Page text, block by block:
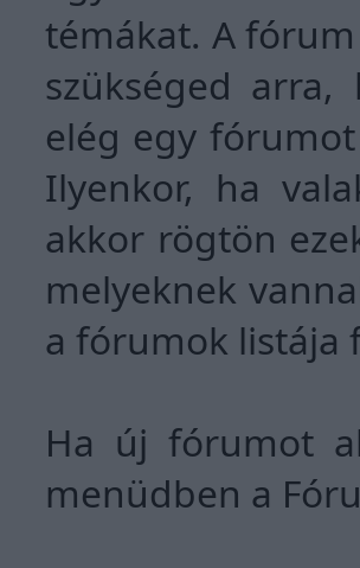
témákat. A
szükséged
elég egy
Ilyenkor, ha
akkor rögtön
melyeknek
a fórumok listája
Ha új fórumot
menüdben a